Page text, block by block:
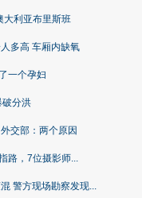
大利亚布里斯班
多高 车厢内缺氧
一个孕妇
破分洪
交部：两个原因
路，7位摄影师...
警方现场勘察发现...